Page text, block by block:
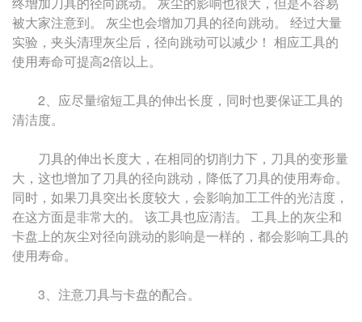
被大家注意到。 灰尘也会增加刀具的径向跳动。 经过大量
实验，夹头清理灰尘后，径向跳动可以减少！ 相应工具的
使用寿命可提高2倍以上。
2、应尽量缩短工具的伸出长度，同时也要保证工具的
清洁度。
刀具的伸出长度大，在相同的切削力下，刀具的变形量
大，这也增加了刀具的径向跳动，降低了刀具的使用寿命。
同时，如果刀具突出长度较大，会影响加工工件的光洁度，
在这方面是非常大的。 该工具也应清洁。 工具上的灰尘和
卡盘上的灰尘对径向跳动的影响是一样的，都会影响工具的
使用寿命。
3、注意刀具与卡盘的配合。